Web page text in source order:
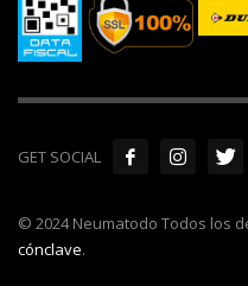
GET SOCIAL
© 2024 Neumatodo Todos los
cónclave.